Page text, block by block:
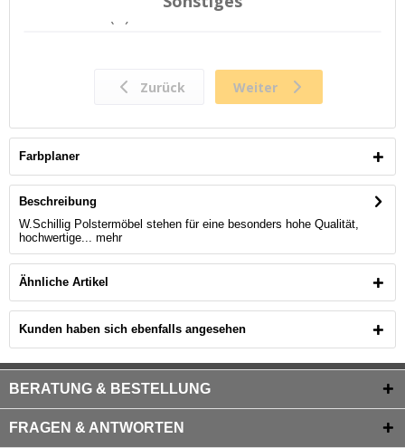
Farbplaner
Beschreibung
W.Schillig Polstermöbel stehen für eine besonders hohe Qualität,
hochwertige... mehr
Ähnliche Artikel
Kunden haben sich ebenfalls angesehen
BERATUNG & BESTELLUNG
FRAGEN & ANTWORTEN